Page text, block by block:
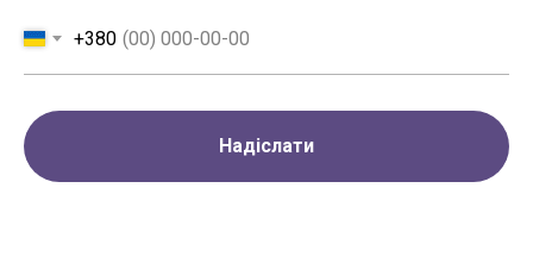
+380
Надіслати